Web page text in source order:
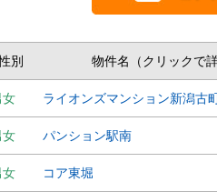
別 物件名（クリックで
女 ライオンズマンション新潟古
女 パンション駅南
女 コア東堀